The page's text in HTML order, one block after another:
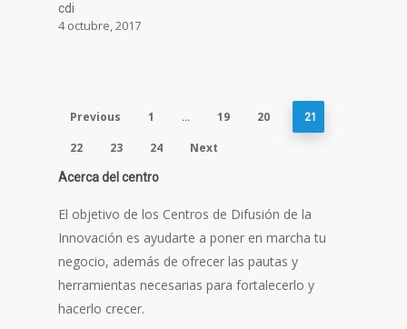
cdi
4 octubre, 2017
Previous 1 … 19 20 21
22 23 24 Next
Acerca del centro
El objetivo de los Centros de Difusión de la
Innovación es ayudarte a poner en marcha tu
negocio, además de ofrecer las pautas y
herramientas necesarias para fortalecerlo y
hacerlo crecer.